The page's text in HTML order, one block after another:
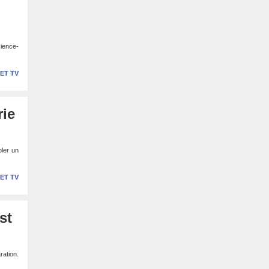
TV
un
TV